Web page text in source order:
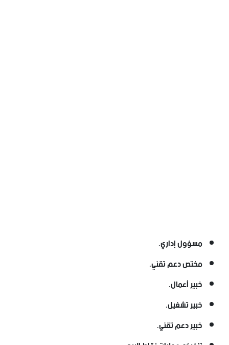
مسؤول إداري.
مختص دعم تقني.
خبير أعمال.
خبير تشغيل.
خبير دعم تقني.